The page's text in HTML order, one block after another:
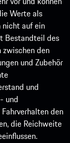
Werte als
nicht auf ein
Bestandteil des
zwischen den
und Zubehör
und
und
den
die Reichweite